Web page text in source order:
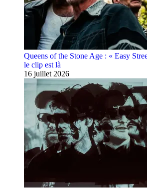
Queens of the Stone Age : « Easy
le clip est là
16 juillet 2026